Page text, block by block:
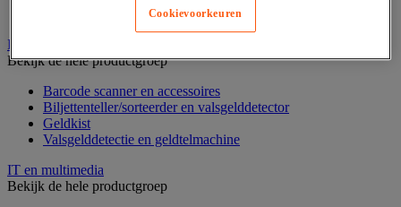
Inname en beheer van geld
Bekijk de hele productgroep
Barcode scanner en accessoires
Biljettenteller/sorteerder en valsgelddetector
Geldkist
Valsgelddetectie en geldtelmachine
IT en multimedia
Bekijk de hele productgroep
Cookievoorkeuren